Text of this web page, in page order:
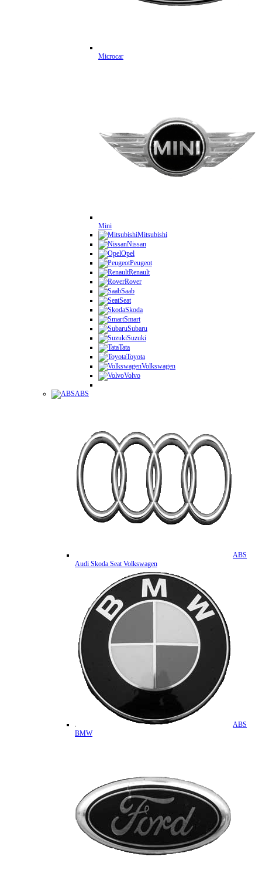
Microcar
Mini
Mitsubishi
Nissan
Opel
Peugeot
Renault
Rover
Saab
Seat
Skoda
Smart
Subaru
Suzuki
Tata
Toyota
Volkswagen
Volvo
ABS
ABS
Audi Skoda Seat Volkswagen
ABS
BMW